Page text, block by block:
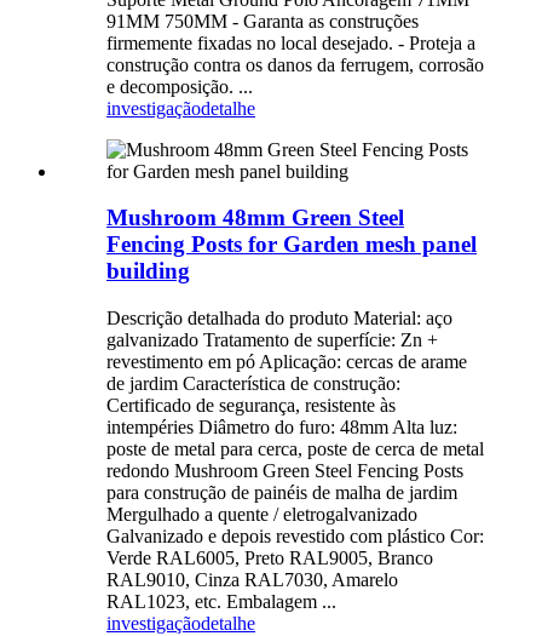
91MM 750MM - Garanta as construções
firmemente fixadas no local desejado. - Proteja a
construção contra os danos da ferrugem, corrosão
e decomposição. ...
investigaçãodetalhe
Mushroom 48mm Green Steel
Fencing Posts for Garden mesh panel
building
Descrição detalhada do produto Material: aço
galvanizado Tratamento de superfície: Zn +
revestimento em pó Aplicação: cercas de arame
de jardim Característica de construção:
Certificado de segurança, resistente às
intempéries Diâmetro do furo: 48mm Alta luz:
poste de metal para cerca, poste de cerca de metal
redondo Mushroom Green Steel Fencing Posts
para construção de painéis de malha de jardim
Mergulhado a quente / eletrogalvanizado
Galvanizado e depois revestido com plástico Cor:
Verde RAL6005, Preto RAL9005, Branco
RAL9010, Cinza RAL7030, Amarelo
RAL1023, etc. Embalagem ...
investigaçãodetalhe